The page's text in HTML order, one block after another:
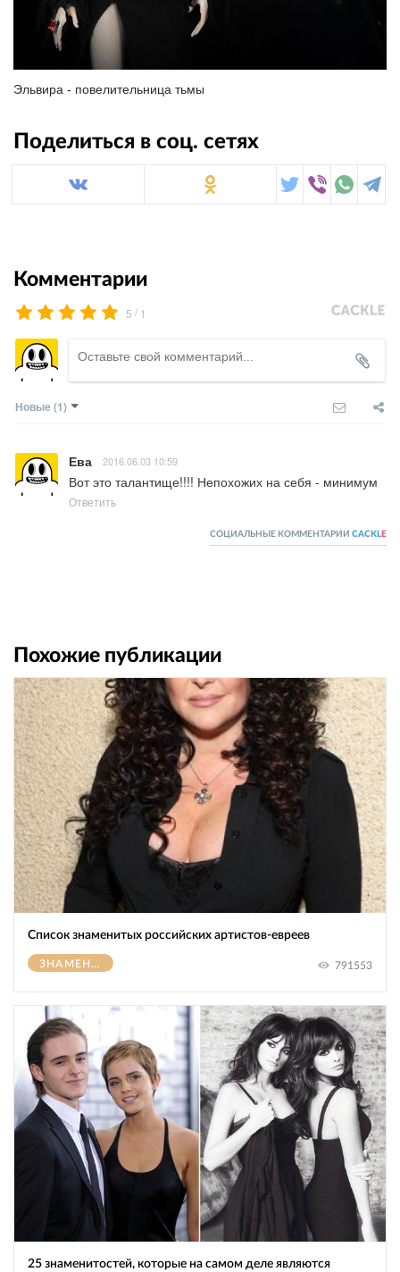
Эльвира - повелительница тьмы
Поделиться в соц. сетях
Комментарии
5 / 1
Новые (1)
Ева 2016.06.03 10:59
Вот это талантище!!!! Непохожих на себя - минимум
Ответить
СОЦИАЛЬНЫЕ КОММЕНТАРИИ CACKL E
Похожие публикации
Список знаменитых российских артистов-евреев
ЗНАМЕНИТОСТИ 791553
25 знаменитостей, которые на самом деле являются